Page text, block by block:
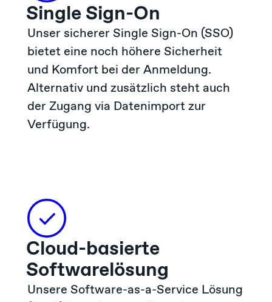
Single Sign-On
Unser sicherer Single Sign-On (SSO)
bietet eine noch höhere Sicherheit
und Komfort bei der Anmeldung.
Alternativ und zusätzlich steht auch
der Zugang via Datenimport zur
Verfügung.
Cloud-basierte
Softwarelösung
Unsere Software-as-a-Service Lösung